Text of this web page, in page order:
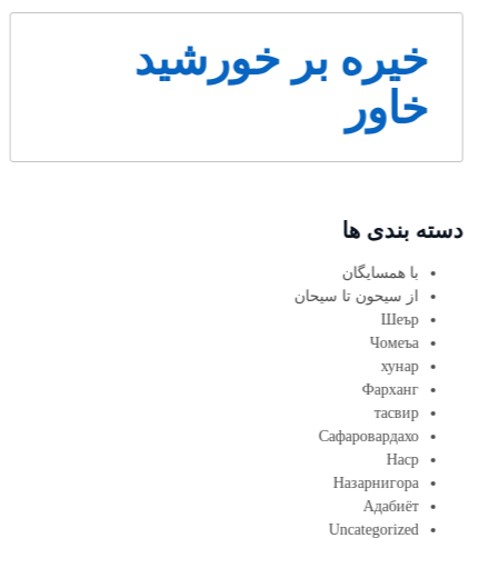
خیره بر خورشید
خاور
دسته بندی ها
با همسایگان
از سیحون تا سیحان
Шеър
Чомеъа
хунар
Фарханг
тасвир
Сафаровардахо
Наср
Назарнигора
Адабиёт
Uncategorized